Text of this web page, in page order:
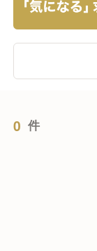
0 件